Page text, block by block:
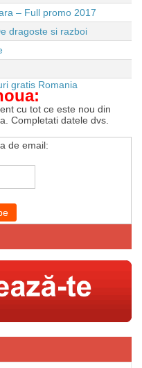
– Full promo 2017
dragoste si razboi
cu tot ce este nou din
Completati datele dvs.
de email: